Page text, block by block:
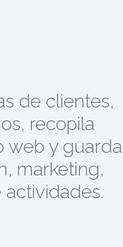
de clientes,
recopila
web y guarda
marketing,